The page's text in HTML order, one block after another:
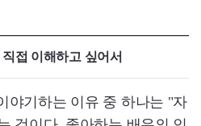
접 이해하고 싶어서
야기하는 이유 중 하나는 "자